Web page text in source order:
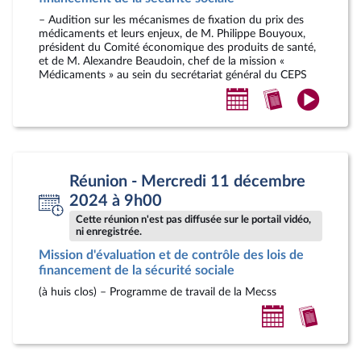
– Audition sur les mécanismes de fixation du prix des
médicaments et leurs enjeux, de M. Philippe Bouyoux,
président du Comité économique des produits de santé,
et de M. Alexandre Beaudoin, chef de la mission «
Médicaments » au sein du secrétariat général du CEPS
Ajouter
au
Accéder
au
Réunion - Mercredi 11 décembre
2024 à 9h00
Cette réunion n'est pas diffusée sur le portail vidéo,
ni enregistrée.
Mission d'évaluation et de contrôle des lois de
financement de la sécurité sociale
(à huis clos) – Programme de travail de la Mecss
Ajouter
au
au